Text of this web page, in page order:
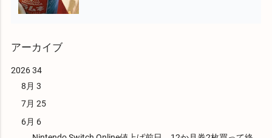
アーカイブ
202634
8月3
7月25
6月 6